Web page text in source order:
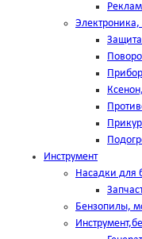
Электроника,
Инструмент
Насадки для
Бензопилы,